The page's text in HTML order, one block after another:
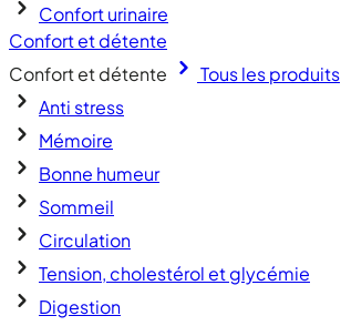
Confort urinaire
Confort et détente
Confort et détente
Tous les produits
Anti stress
Mémoire
Bonne humeur
Sommeil
Circulation
Tension, cholestérol et glycémie
Digestion